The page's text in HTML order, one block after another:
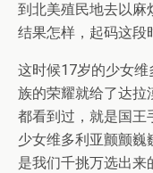
到北美殖民地去以麻
结果怎样，起码这段
这时候17岁的少女
族的荣耀就给了达拉
都看到过，就是国王
少女维多利亚颤颤
是我们千挑万选出